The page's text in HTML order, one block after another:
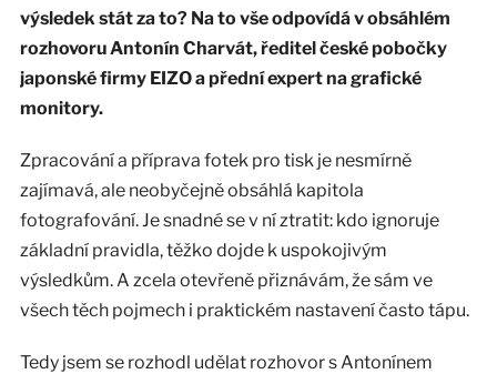
výsledek stát za to? Na to vše odpovídá v obsáhlém
rozhovoru Antonín Charvát, ředitel české pobočky
japonské firmy EIZO a přední expert na grafické
monitory.
Zpracování a příprava fotek pro tisk je nesmírně
zajímavá, ale neobyčejně obsáhlá kapitola
fotografování. Je snadné se v ní ztratit: kdo ignoruje
základní pravidla, těžko dojde k uspokojivým
výsledkům. A zcela otevřeně přiznávám, že sám ve
všech těch pojmech i praktickém nastavení často tápu.
Tedy jsem se rozhodl udělat rozhovor s Antonínem